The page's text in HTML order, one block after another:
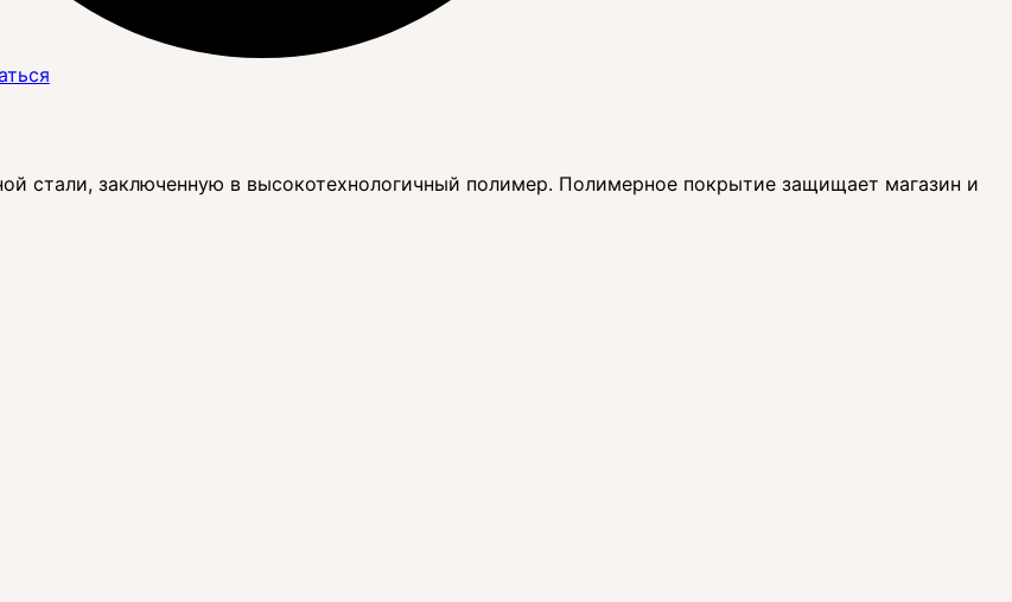
стали, заключенную в высокотехнологичный полимер. Полимерное покрытие защищает магазин и